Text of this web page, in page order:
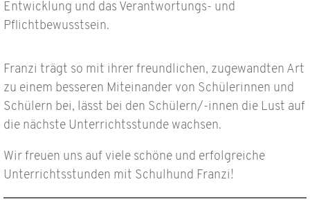
Entwicklung und das Verantwortungs- und
Pflichtbewusstsein.
Franzi trägt so mit ihrer freundlichen, zugewandten Art
zu einem besseren Miteinander von Schülerinnen und
Schülern bei, lässt bei den Schülern/-innen die Lust auf
die nächste Unterrichtsstunde wachsen.
Wir freuen uns auf viele schöne und erfolgreiche
Unterrichtsstunden mit Schulhund Franzi!